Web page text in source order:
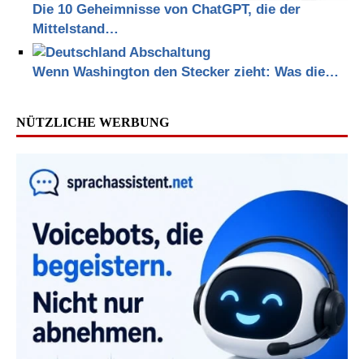
Die 10 Geheimnisse von ChatGPT, die der
Mittelstand…
Wenn Washington den Stecker zieht: Was die…
NÜTZLICHE WERBUNG